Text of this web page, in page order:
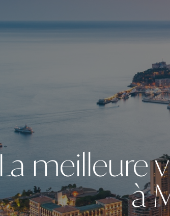
La meilleure
à